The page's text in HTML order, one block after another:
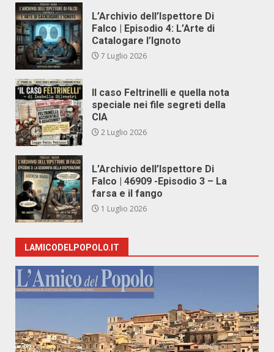
L’Archivio dell’Ispettore Di
Falco | Episodio 4: L’Arte di
Catalogare l’Ignoto
7 Luglio 2026
Il caso Feltrinelli e quella nota
speciale nei file segreti della
CIA
2 Luglio 2026
L’Archivio dell’Ispettore Di
Falco | 46909 -Episodio 3 – La
farsa e il fango
1 Luglio 2026
LAMICODELPOPOLO.IT